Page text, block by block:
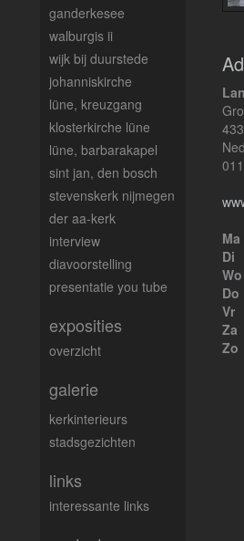
Ma
Di
Wo
Do
Vr
Za
Zo
ganderkesee
walburgis ii
wijk bij duurstede
johanniskirche
lüne, kreuzgang
klosterkirche lüne
lüne, barbarakapel
sint jan, den bosch
stevenskerk nijmegen
der aa-kerk
interview
diavoorstelling
presentatie you tube
exposities
overzicht
galerie
kerkinterieurs
stadsgezichten
links
interessante links